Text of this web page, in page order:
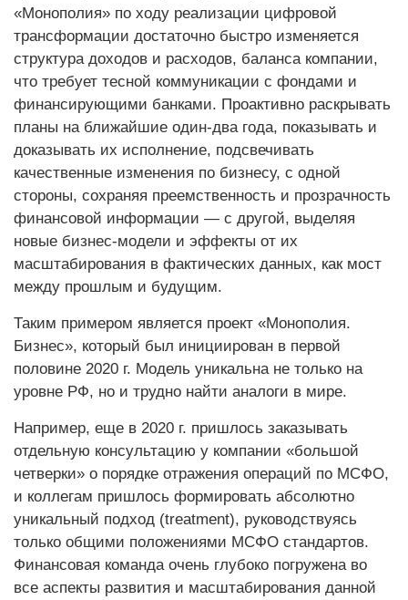
«Монополия» по ходу реализации цифровой
трансформации достаточно быстро изменяется
структура доходов и расходов, баланса компании,
что требует тесной коммуникации с фондами и
финансирующими банками. Проактивно раскрывать
планы на ближайшие один-два года, показывать и
доказывать их исполнение, подсвечивать
качественные изменения по бизнесу, с одной
стороны, сохраняя преемственность и прозрачность
финансовой информации — с другой, выделяя
новые бизнес-модели и эффекты от их
масштабирования в фактических данных, как мост
между прошлым и будущим.
Таким примером является проект «Монополия.
Бизнес», который был инициирован в первой
половине 2020 г. Модель уникальна не только на
уровне РФ, но и трудно найти аналоги в мире.
Например, еще в 2020 г. пришлось заказывать
отдельную консультацию у компании «большой
четверки» о порядке отражения операций по МСФО,
и коллегам пришлось формировать абсолютно
уникальный подход (treatment), руководствуясь
только общими положениями МСФО стандартов.
Финансовая команда очень глубоко погружена во
все аспекты развития и масштабирования данной